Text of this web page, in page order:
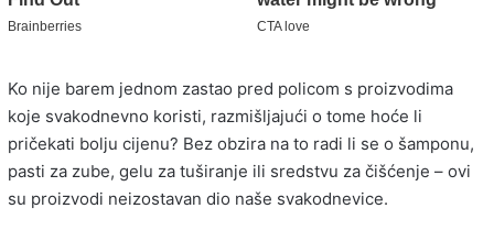
Ko nije barem jednom zastao pred policom s proizvodima
koje svakodnevno koristi, razmišljajući o tome hoće li
pričekati bolju cijenu? Bez obzira na to radi li se o šamponu,
pasti za zube, gelu za tuširanje ili sredstvu za čišćenje – ovi
su proizvodi neizostavan dio naše svakodnevice.